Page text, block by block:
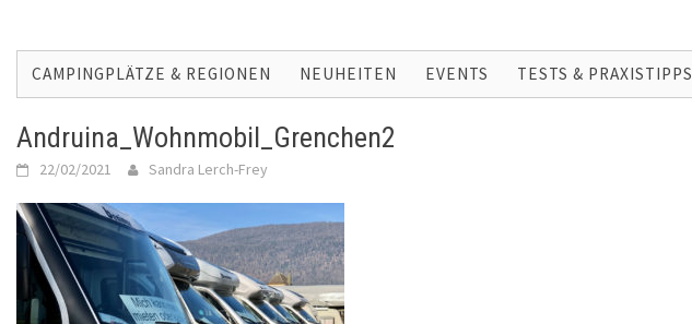
contentCAMPINGPLÄTZE & REGIONEN NEUHEITEN EVENTS TESTS & PRAXISTIPPS
Andruina_Wohnmobil_Grenchen2
22/02/2021 Sandra Lerch-Frey